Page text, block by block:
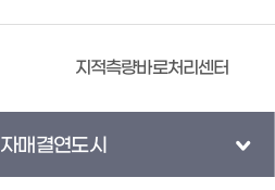
지적측량바로처리센터
자매결연도시